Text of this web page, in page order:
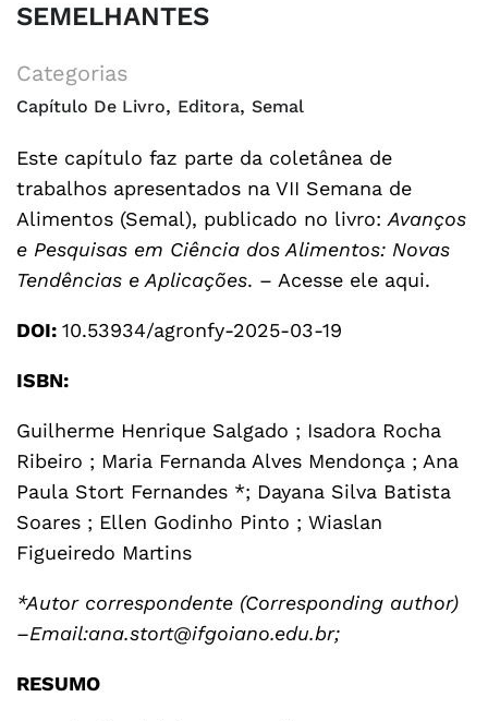
SEMELHANTES
Categorias
Capítulo De Livro, Editora, Semal
Este capítulo faz parte da coletânea de
trabalhos apresentados na VII Semana de
Alimentos (Semal), publicado no livro:Avanços
e Pesquisas em Ciência dos Alimentos: Novas
Tendências e Aplicações. – Acesse ele aqui.
DOI: 10.53934/agronfy-2025-03-19
ISBN:
Guilherme Henrique Salgado ; Isadora Rocha
Ribeiro ; Maria Fernanda Alves Mendonça ; Ana
Paula Stort Fernandes *; Dayana Silva Batista
Soares ; Ellen Godinho Pinto ; Wiaslan
Figueiredo Martins
*Autor correspondente (Corresponding author)
–Email:ana.stort@ifgoiano.edu.br;
RESUMO